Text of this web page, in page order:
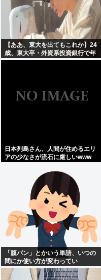
【ああ、東大を出てもこれか】24
歳、東大卒・外資系投資銀行で年
収1100万円の男性を “刺しゅう
日本列島さん、人間が住めるエリ
アの少なさが流石に厳しいwww
「腹パン」とかいう単語、いつの
間にか使い方が変わってい
た・・・・・